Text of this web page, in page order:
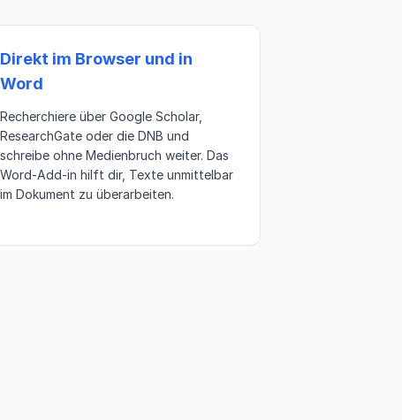
Direkt im Browser und in
Word
Recherchiere über Google Scholar,
ResearchGate oder die DNB und
schreibe ohne Medienbruch weiter. Das
Word-Add-in hilft dir, Texte unmittelbar
im Dokument zu überarbeiten.